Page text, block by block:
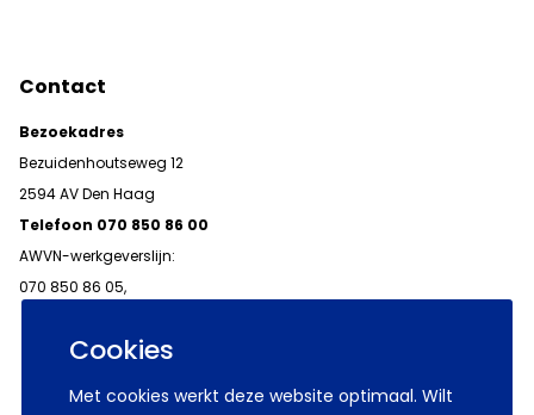
Cookies
Met cookies werkt deze website optimaal. Wilt
Contact
Bezoekadres
Bezuidenhoutseweg 12
2594 AV Den Haag
Telefoon 070 850 86 00
AWVN-werkgeverslijn:
070 850 86 05,